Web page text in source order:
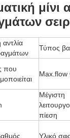
μίνι
αντλία
Τύπος
που
Max.flow
Μέγιστη
πίεση
Υλικό